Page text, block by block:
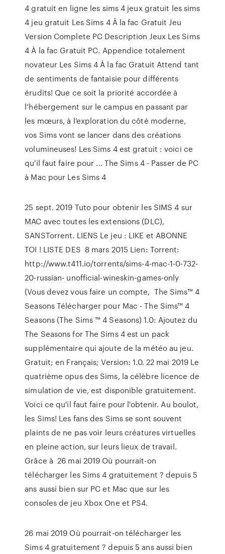
4 gratuit en ligne les sims 4 jeux gratuit les sims
4 jeu gratuit Les Sims 4 À la fac Gratuit Jeu
Version Complete PC Description Jeux Les Sims
4 À la fac Gratuit PC. Appendice totalement
novateur Les Sims 4 À la fac Gratuit Attend tant
de sentiments de fantaisie pour différents
érudits! Que ce soit la priorité accordée à
l’hébergement sur le campus en passant par
les mœurs, à l’exploration du côté moderne,
vos Sims vont se lancer dans des créations
volumineuses! Les Sims 4 est gratuit : voici ce
qu'il faut faire pour ... The Sims 4 - Passer de PC
à Mac pour Les Sims 4
25 sept. 2019 Tuto pour obtenir les SIMS 4 sur
MAC avec toutes les extensions (DLC),
SANSTorrent. LIENS Le jeu : LIKE et ABONNE
TOI ! LISTE DES 8 mars 2015 Lien: Torrent:
http://www.t411.io/torrents/sims-4-mac-1-0-732-
20-russian- unofficial-wineskin-games-only
(Vous devez vous faire un compte, The Sims™ 4
Seasons Télécharger pour Mac - The Sims™ 4
Seasons (The Sims ™ 4 Seasons) 1.0: Ajoutez du
The Seasons for The Sims 4 est un pack
supplémentaire qui ajoute de la météo au jeu.
Gratuit; en Français; Version: 1.0. 22 mai 2019 Le
quatrième opus des Sims, la célèbre licence de
simulation de vie, est disponible gratuitement.
Voici ce qu'il faut faire pour l'obtenir. Au boulot,
les Sims! Les fans des Sims se sont souvent
plaints de ne pas voir leurs créatures virtuelles
en pleine action, sur leurs lieux de travail.
Grâce à 26 mai 2019 Où pourrait-on
télécharger les Sims 4 gratuitement ? depuis 5
ans aussi bien sur PC et Mac que sur les
consoles de jeu Xbox One et PS4.
26 mai 2019 Où pourrait-on télécharger les
Sims 4 gratuitement ? depuis 5 ans aussi bien